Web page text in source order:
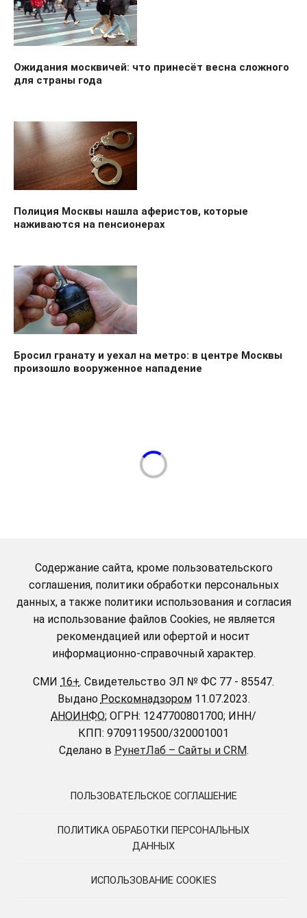
Ожидания москвичей: что принесёт весна сложного
для страны года
Полиция Москвы нашла аферистов, которые
наживаются на пенсионерах
Бросил гранату и уехал на метро: в центре Москвы
произошло вооруженное нападение
Содержание сайта, кроме пользовательского
соглашения, политики обработки персональных
данных, а также политики использования и согласия
на использование файлов Cookies, не является
рекомендацией или офертой и носит
информационно-справочный характер.
СМИ 16+. Свидетельство ЭЛ № ФС 77 - 85547.
Выдано Роскомнадзором11.07.2023.
АНОИНФО; ОГРН: 1247700801700; ИНН/
КПП: 9709119500/320001001
Сделано в РунетЛаб – Сайты и CRM.
ПОЛЬЗОВАТЕЛЬСКОЕ СОГЛАШЕНИЕ
ПОЛИТИКА ОБРАБОТКИ ПЕРСОНАЛЬНЫХ
ДАННЫХ
ИСПОЛЬЗОВАНИЕ COOKIES